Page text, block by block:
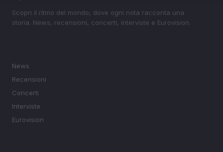
Scopri il ritmo del mondo, dove ogni nota racconta una
storia. News, recensioni, concerti, interviste e Eurovision.
News
Recensioni
Concerti
Interviste
Eurovision